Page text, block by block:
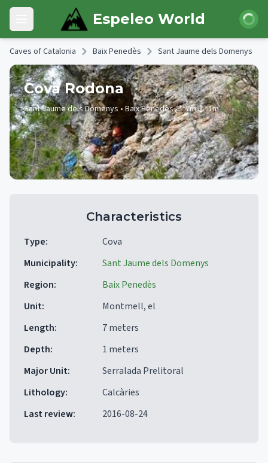
Skip to main content
Open main menu Espeleo World Login
Caves of Catalonia Baix Penedès Sant Jaume dels Domenys
Cova Rodona
Sant Jaume dels Domenys • Baix Penedès 7m 1m
Characteristics
Type:
Cova
Municipality:
Sant Jaume dels Domenys
Region:
Baix Penedès
Unit:
Montmell, el
Length:
7 meters
Depth:
1 meters
Major Unit:
Serralada Prelitoral
Lithology:
Calcàries
Last review: 2016-08-24